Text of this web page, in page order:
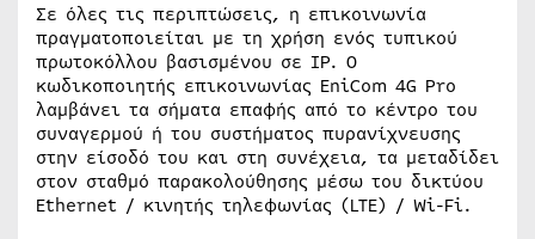
Σε όλες τις περιπτώσεις, η επικοινωνία
πραγματοποιείται με τη χρήση ενός τυπικού
πρωτοκόλλου βασισμένου σε IP. Ο
κωδικοποιητής επικοινωνίας EniCom 4G Pro
λαμβάνει τα σήματα επαφής από το κέντρο του
συναγερμού ή του συστήματος πυρανίχνευσης
στην είσοδό του και στη συνέχεια, τα μεταδίδει
στον σταθμό παρακολούθησης μέσω του δικτύου
Ethernet / κινητής τηλεφωνίας (LTE) / Wi-Fi.